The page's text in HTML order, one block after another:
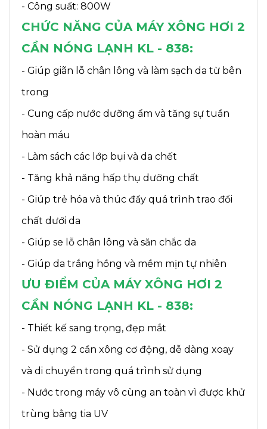
- Công suất: 800W
CHỨC NĂNG CỦA MÁY XÔNG HƠI 2
CẦN NÓNG LẠNH KL - 838:
- Giúp giãn lỗ chân lông và làm sạch da từ bên
trong
- Cung cấp nước dưỡng ẩm và tăng sự tuần
hoàn máu
- Làm sách các lớp bụi và da chết
- Tăng khả năng hấp thụ dưỡng chất
- Giúp trẻ hóa và thúc đẩy quá trình trao đổi
chất dưới da
- Giúp se lỗ chân lông và săn chắc da
- Giúp da trắng hồng và mềm mịn tự nhiên
ƯU ĐIỂM CỦA MÁY XÔNG HƠI 2
CẦN NÓNG LẠNH KL - 838:
- Thiết kế sang trọng, đẹp mắt
- Sử dụng 2 cần xông cơ động, dễ dàng xoay
và di chuyển trong quá trình sử dụng
- Nước trong máy vô cùng an toàn vì được khử
trùng bằng tia UV